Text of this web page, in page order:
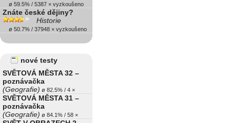
ø 59.5% / 5387 × vyzkoušeno
Znáte české dějiny?
Historie
ø 50.7% / 37948 × vyzkoušeno
nové testy
SVĚTOVÁ MĚSTA 32 –
poznávačka
(Geografie) ø 82.5% / 4 ×
SVĚTOVÁ MĚSTA 31 –
poznávačka
(Geografie) ø 84.1% / 58 ×